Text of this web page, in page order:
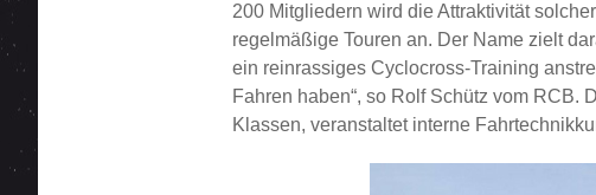
200 Mitgliedern wird die Attraktivität
regelmäßige Touren an. Der Name zielt
ein reinrassiges Cyclocross-Training
Fahren haben“, so Rolf Schütz vom RCB.
Klassen, veranstaltet interne